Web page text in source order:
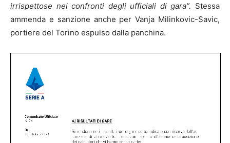
irrispettose nei confronti degli ufficiali di gara”. Stessa
ammenda e sanzione anche per Vanja Milinkovic-Savic,
portiere del Torino espulso dalla panchina.